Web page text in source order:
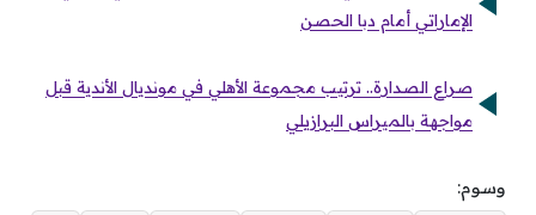
الإماراتي أمام دبا الحصن
صراع الصدارة.. ترتيب مجموعة الأهلي في مونديال الأندية قبل
مواجهة بالميراس البرازيلي
وسوم: